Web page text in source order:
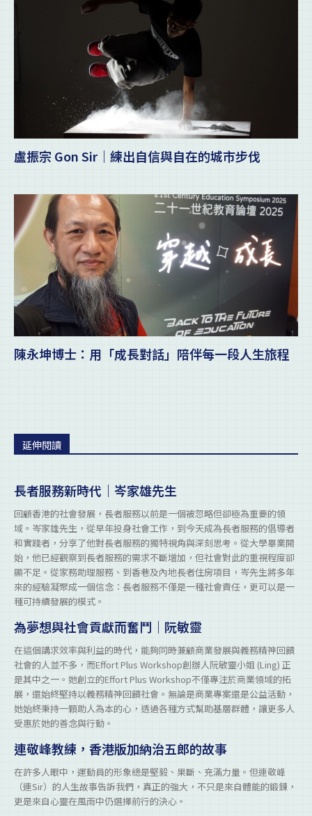
盧振宗 Gon Sir｜練出自信與自在的城市步伐
陳永坤博士：用「成長對話」陪伴每一段人生旅程
延伸閱讀
長者服務新時代｜岑家雄先生
回顧香港的社會發展，長者服務以前是一個被忽略但卻極為重要的領
域。岑家雄先生，從早年投身社會工作，到今天成為長者服務的倡導者
和實踐者，分享了他對長者服務的獨特視角與深刻思考。從大學畢業開
始，他已經觀察到長者服務的需求不斷增加，但社會對此的重視程度卻
顯不足。從家務助理服務、到香巷及內地長者住房項目，岑先生將多年
來的經驗凝聚成一個信念：長者服務不僅是一種社會責任，更可以是一
種可持續發展的模式。
為夢想與社會貢獻而奮鬥｜阮敏靈
在這個講求效率與利益的時代，能夠同時兼顧商業發展與義務精神回饋
社會的人並不多，而Effort Plus Workshop創辦人阮敏靈小姐 (Ling) 正
是其中之一。她創立的Effort Plus Workshop不僅專注於商業領域的拓
展，還始終堅持以義務精神回饋社會。無論是商業專案還是公益活動，
她始終秉持一顆助人為本的心，透過各種方式幫助基層群體，讓更多人
受惠於她的善念與行動。
連敬峰教練，香港版加納治五郎的故事
在許多人眼中，運動員的形象總是堅毅、果斷、充滿力量。但連敬峰
（連Sir）的人生故事告訴我們，真正的強大，不只是來自體能的鍛鍊，
更是來自心靈在風雨中仍選擇前行的決心。